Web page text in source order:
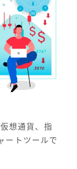
想通貨、指
ートツールで